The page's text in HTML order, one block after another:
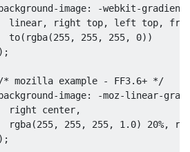
-image: -webkit-gradient
linear
, right top, left top,
to
( rgba(255, 255, 255, 0))
);
/* mozilla example - FF3.6+ */
-image: -moz-linear-
right center
,
rgba
(255, 255, 255, 1.0) 20%,
);